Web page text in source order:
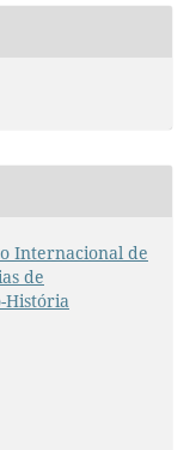
Internacional de
de
História